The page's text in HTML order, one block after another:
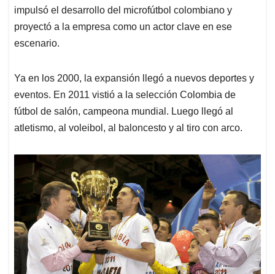
impulsó el desarrollo del microfútbol colombiano y
proyectó a la empresa como un actor clave en ese
escenario.
Ya en los 2000, la expansión llegó a nuevos deportes y
eventos. En 2011 vistió a la selección Colombia de
fútbol de salón, campeona mundial. Luego llegó al
atletismo, al voleibol, al baloncesto y al tiro con arco.